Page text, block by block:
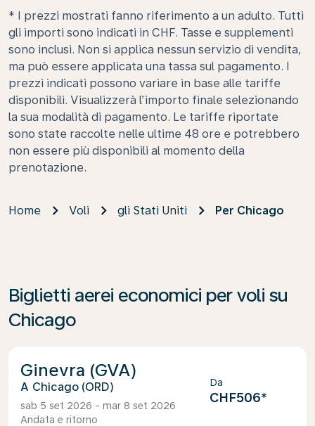
* I prezzi mostrati fanno riferimento a un adulto. Tutti
gli importi sono indicati in CHF. Tasse e supplementi
sono inclusi. Non si applica nessun servizio di vendita,
ma può essere applicata una tassa sul pagamento. I
prezzi indicati possono variare in base alle tariffe
disponibili. Visualizzerà l’importo finale selezionando
la sua modalità di pagamento. Le tariffe riportate
sono state raccolte nelle ultime 48 ore e potrebbero
non essere più disponibili al momento della
prenotazione.
Home Voli gli Stati Uniti Per Chicago
Biglietti aerei economici per voli su
Chicago
Ginevra (GVA)
Chicago (ORD)
sab 5 set 2026 - mar 8 set 2026
Andata e ritorno
Da
CHF506*